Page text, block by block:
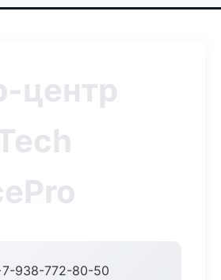
центр
938-772-80-50